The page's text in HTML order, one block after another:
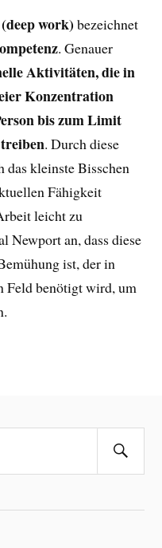
work) bezeichnet
. Genauer
Aktivitäten, die in
Konzentration
bis zum Limit
. Durch diese
kleinste Bisschen
Fähigkeit
leicht zu
Newport an, dass diese
ist, der in
Feld benötigt wird, um